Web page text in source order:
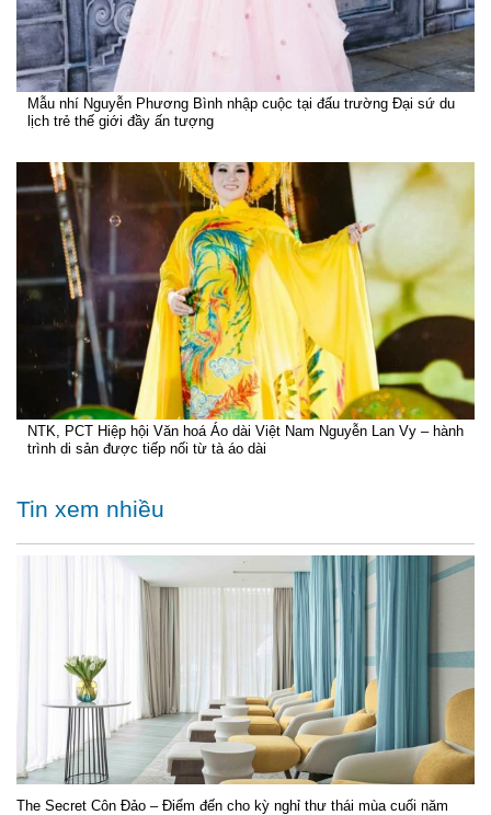
Mẫu nhí Nguyễn Phương Bình nhập cuộc tại đấu trường Đại sứ du
lịch trẻ thế giới đầy ấn tượng
NTK, PCT Hiệp hội Văn hoá Áo dài Việt Nam Nguyễn Lan Vy – hành
trình di sản được tiếp nối từ tà áo dài
Tin xem nhiều
The Secret Côn Đảo – Điểm đến cho kỳ nghỉ thư thái mùa cuối năm